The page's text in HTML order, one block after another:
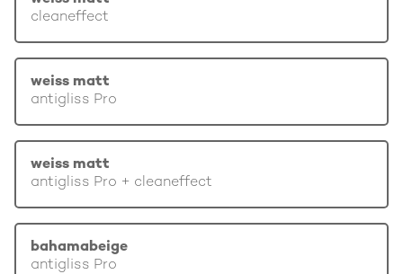
cleaneffect
weiss matt
antigliss Pro
weiss matt
antigliss Pro + cleaneffect
bahamabeige
antigliss Pro